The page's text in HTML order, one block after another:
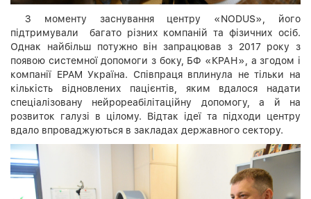
З моменту заснування центру «NODUS», його
підтримували багато різних компаній та фізичних осіб.
Однак найбільш потужно він запрацював з 2017 року з
появою системної допомоги з боку, БФ «КРАН», а згодом і
компанії EPAM Україна. Співпраця вплинула не тільки на
кількість відновлених пацієнтів, яким вдалося надати
спеціалізовану нейрореабілітаційну допомогу, а й на
розвиток галузі в цілому. Відтак ідеї та підходи центру
вдало впроваджуються в закладах державного сектору.